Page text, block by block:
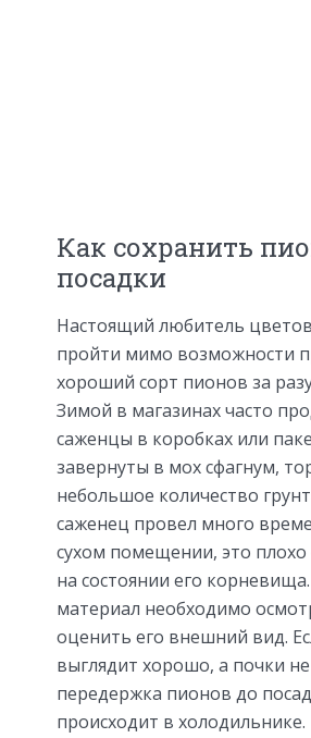
Как сохранить
посадки
Настоящий любитель
пройти мимо возможности
хороший сорт пионов за
Зимой в магазинах часто
саженцы в коробках или
завернуты в мох сфагнум,
небольшое количество
саженец провел много
сухом помещении, это плохо
на состоянии его
материал необходимо
оценить его внешний вид.
выглядит хорошо, а почки
передержка пионов до
происходит в холодильнике.